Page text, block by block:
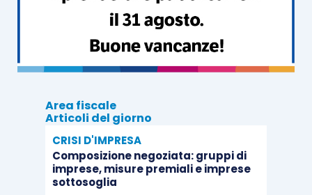
Area fiscale
Articoli del giorno
CRISI D'IMPRESA
Composizione negoziata: gruppi di
imprese, misure premiali e imprese
sottosoglia